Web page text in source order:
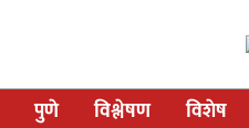
पुणे विश्लेषण विशेष